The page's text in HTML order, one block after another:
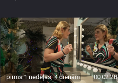
pirms 1 nedēļas, 4 dienām 00:02:28